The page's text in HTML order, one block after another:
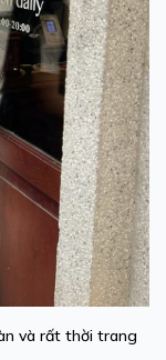
và rất thời trang